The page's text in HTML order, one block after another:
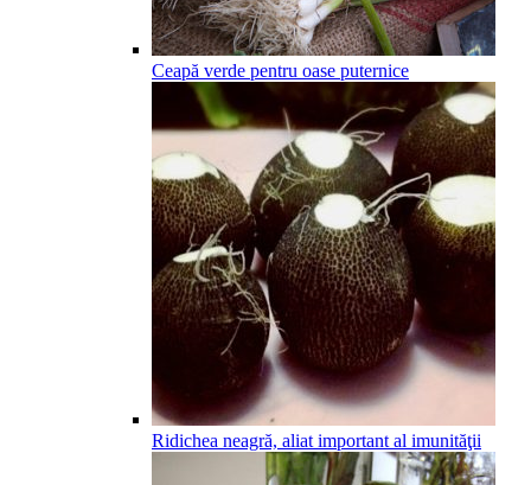
Ceapă verde pentru oase puternice
Ridichea neagră, aliat important al imunităţii